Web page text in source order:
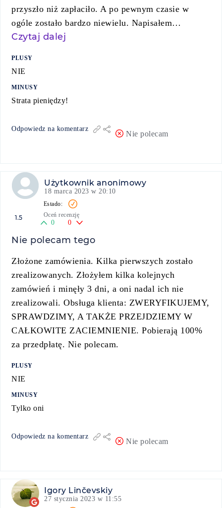
przyszło niż zapłaciło. A po pewnym czasie w
ogóle zostało bardzo niewielu. Napisałem…
Czytaj dalej
PLUSY
NIE
MINUSY
Strata pieniędzy!
Odpowiedz na komentarz
Nie polecam
Użytkownik anonimowy
18 marca 2023 w 20:10
1.5 Oceń recenzję
0 0
Nie polecam tego
Złożone zamówienia. Kilka pierwszych zostało
zrealizowanych. Złożyłem kilka kolejnych
zamówień i minęły 3 dni, a oni nadal ich nie
zrealizowali. Obsługa klienta: ZWERYFIKUJEMY,
SPRAWDZIMY, A TAKŻE PRZEJDZIEMY W
CAŁKOWITE ZACIEMNIENIE. Pobierają 100%
za przedpłatę. Nie polecam.
PLUSY
NIE
MINUSY
Tylko oni
Odpowiedz na komentarz
Nie polecam
Igory Linčevskiy
27 stycznia 2023 w 11:55